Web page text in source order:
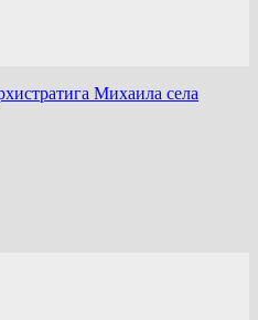
Михаила села